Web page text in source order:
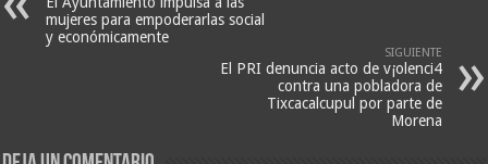
mujeres para empoderarlas social
y económicamente
SIGUIENTE
El PRI denuncia acto de v¡olenci4
contra una pobladora de
Tixcacalcupul por parte de
Morena